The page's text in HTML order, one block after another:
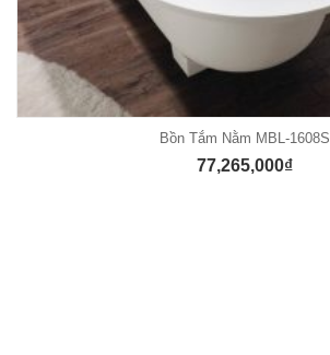
Bồn Tắm Nằm MBL-1608S
77,265,000₫